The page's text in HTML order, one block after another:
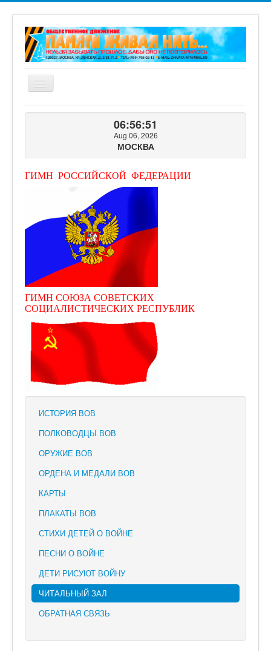
Включить/
выключить
ГЛАВНАЯ
ВИДЕОГАЛЕРЕЯ
КОНТАКТЫ
06:56:53
Aug 06, 2026
МОСКВА
ГИМН РОССИЙСКОЙ ФЕДЕРАЦИИ
ГИМН СОЮЗА СОВЕТСКИХ
СОЦИАЛИСТИЧЕСКИХ РЕСПУБЛИК
ИСТОРИЯ ВОВ
ПОЛКОВОДЦЫ ВОВ
ОРУЖИЕ ВОВ
ОРДЕНА И МЕДАЛИ ВОВ
КАРТЫ
ПЛАКАТЫ ВОВ
СТИХИ ДЕТЕЙ О ВОЙНЕ
ПЕСНИ О ВОЙНЕ
ДЕТИ РИСУЮТ ВОЙНУ
ЧИТАЛЬНЫЙ ЗАЛ
ОБРАТНАЯ СВЯЗЬ